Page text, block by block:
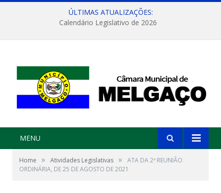
ÚLTIMAS ATUALIZAÇÕES:
Calendário Legislativo de 2026
MENU
Home » Atividades Legislativas »
ATA DA 2ª REUNIÃO
ORDINÁRIA, DE 25 DE AGOSTO DE 2021